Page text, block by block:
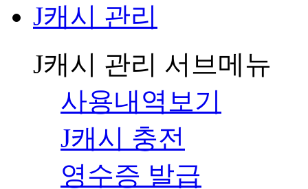
J캐시 관리
J캐시 관리 서브메뉴
사용내역보기
J캐시 충전
영수증 발급